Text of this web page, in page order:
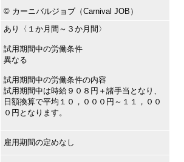
©︎ カーニバルジョブ（Carnival JOB）
あり〈１か月間～３か月間〉
試用期間中の労働条件
異なる
試用期間中の労働条件の内容
試用期間中は時給９０８円＋諸手当となり、
日額換算で平均１０，０００円～１１，００
０円となります。
雇用期間の定めなし